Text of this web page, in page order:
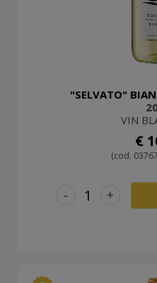
"SELVATO"
VIN
€
(cod.
+
-